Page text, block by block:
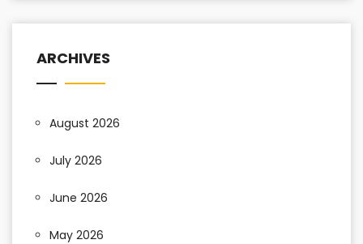
ARCHIVES
August 2026
July 2026
June 2026
May 2026